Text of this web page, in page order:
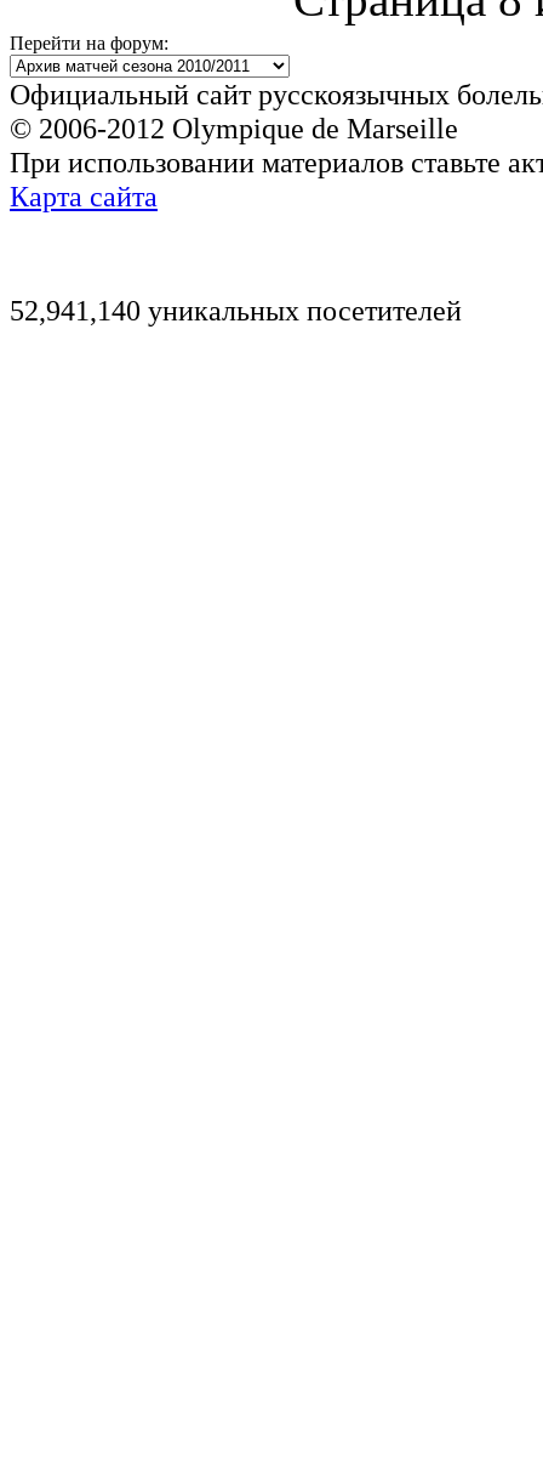
Перейти на форум:
Официальный сайт русскоязычных
© 2006-2012 Olympique de Marseille
При использовании материалов ставьте
Карта сайта
52,941,140 уникальных посетителей